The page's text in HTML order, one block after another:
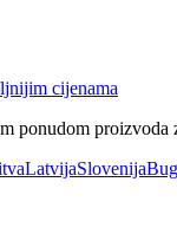
cijenama
ponudom proizvoda
LatvijaSlovenija